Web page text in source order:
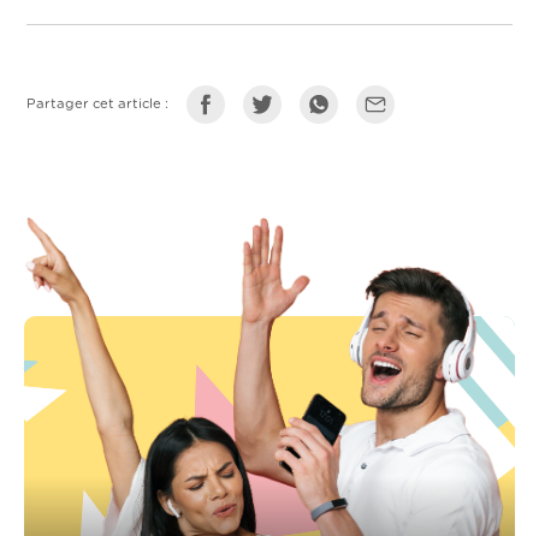
Partager cet article :